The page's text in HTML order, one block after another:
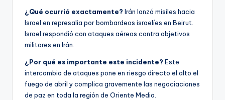
¿Qué ocurrió exactamente? Irán lanzó misiles hacia
Israel en represalia por bombardeos israelíes en Beirut.
Israel respondió con ataques aéreos contra objetivos
militares en Irán.
¿Por qué es importante este incidente? Este
intercambio de ataques pone en riesgo directo el alto el
fuego de abril y complica gravemente las negociaciones
de paz en toda la región de Oriente Medio.